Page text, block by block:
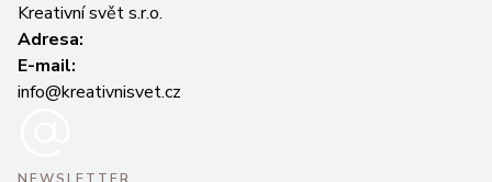
Kreativní svět s.r.o.
Adresa:
E-mail:
info@kreativnisvet.cz